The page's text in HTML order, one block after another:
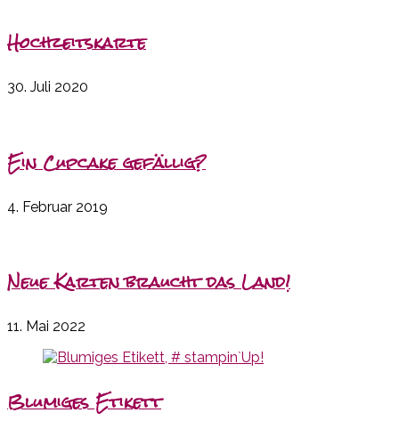
Hochzeitskarte
30. Juli 2020
Ein Cupcake gefällig?
4. Februar 2019
Neue Karten braucht das Land!
11. Mai 2022
Blumiges Etikett